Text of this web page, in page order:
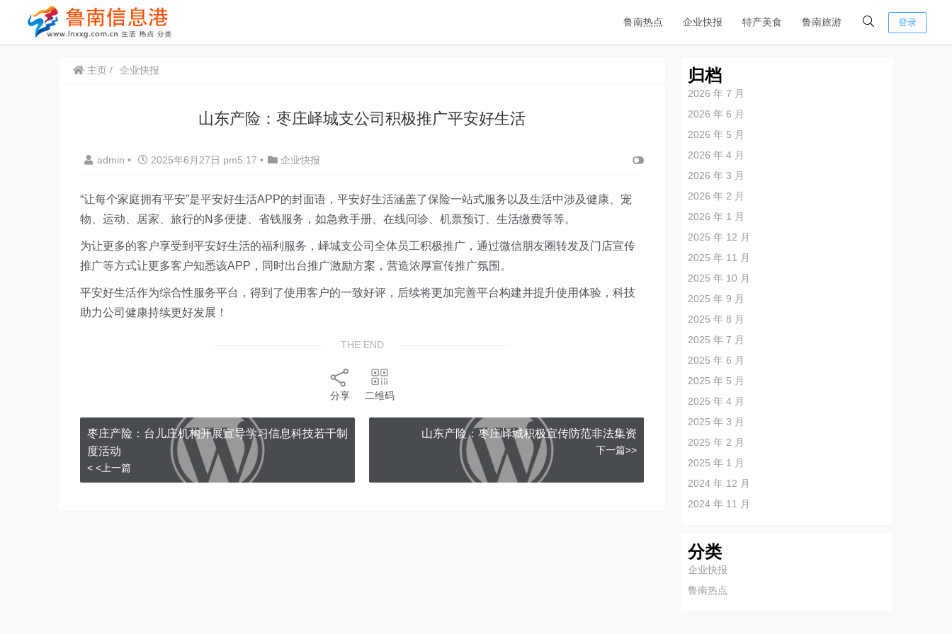
鲁南热点 企业快报 特产美食 鲁南旅游 登录
主页 企业快报
山东产险：枣庄峄城支公司积极推广平安好生活
admin • 2025年6月27日 pm5:17 • 企业快报
“让每个家庭拥有平安”是平安好生活APP的封面语，平安好生活涵盖了保险一站式服务以及生活中涉及健康、宠
物、运动、居家、旅行的N多便捷、省钱服务，如急救手册、在线问诊、机票预订、生活缴费等等。
为让更多的客户享受到平安好生活的福利服务，峄城支公司全体员工积极推广，通过微信朋友圈转发及门店宣传
推广等方式让更多客户知悉该APP，同时出台推广激励方案，营造浓厚宣传推广氛围。
平安好生活作为综合性服务平台，得到了使用客户的一致好评，后续将更加完善平台构建并提升使用体验，科技
助力公司健康持续更好发展！
THE END
分享 二维码
枣庄产险：台儿庄机构开展宣导学习信息科技若干制
度活动
< <上一篇
山东产险：枣庄峄城积极宣传防范非法集资
下一篇>>
归档
2026 年 7 月
2026 年 6 月
2026 年 5 月
2026 年 4 月
2026 年 3 月
2026 年 2 月
2026 年 1 月
2025 年 12 月
2025 年 11 月
2025 年 10 月
2025 年 9 月
2025 年 8 月
2025 年 7 月
2025 年 6 月
2025 年 5 月
2025 年 4 月
2025 年 3 月
2025 年 2 月
2025 年 1 月
2024 年 12 月
2024 年 11 月
分类
企业快报
鲁南热点